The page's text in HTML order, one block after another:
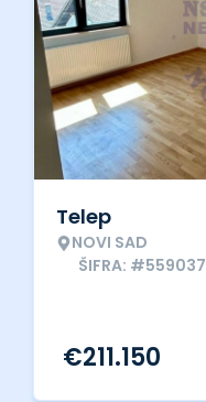
Telep
NOVI SAD
ŠIFRA: #559037
€211.150